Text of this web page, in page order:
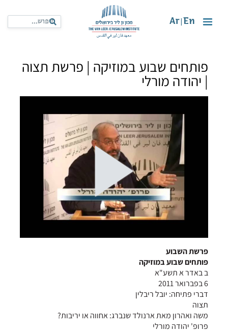
En
Ar
פותחים שבוע במוזיקה | פרשת תצוה
| יהודה מורלי
פרשת השבוע
פותחים שבוע במוזיקה
ב באדר א תשע"א
6 בפברואר 2011
דברי פתיחה: יובל ריבלין
תצוה
משה ואהרון מאת ארנולד שנברג: אחווה או יריבות?
פרופ' יהודה מורלי